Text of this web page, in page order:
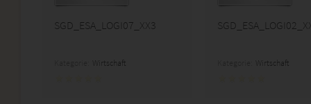
SGD_ESA_LOGI07_XX3
Wirtschaft Wirtschaft